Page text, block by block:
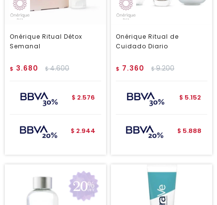
Onérique Ritual Détox
Semanal
$ 3.680 $4.600
$ 2.576
$ 2.944
Onérique Ritual de
Cuidado Diario
$ 7.360 $9.200
$ 5.152
$ 5.888